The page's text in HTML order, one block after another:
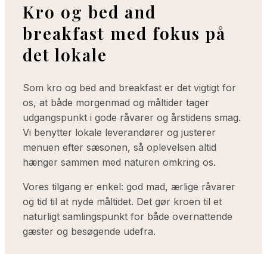
Kro og bed and
breakfast med fokus på
det lokale
Som kro og bed and breakfast er det vigtigt for
os, at både morgenmad og måltider tager
udgangspunkt i gode råvarer og årstidens smag.
Vi benytter lokale leverandører og justerer
menuen efter sæsonen, så oplevelsen altid
hænger sammen med naturen omkring os.
Vores tilgang er enkel: god mad, ærlige råvarer
og tid til at nyde måltidet. Det gør kroen til et
naturligt samlingspunkt for både overnattende
gæster og besøgende udefra.